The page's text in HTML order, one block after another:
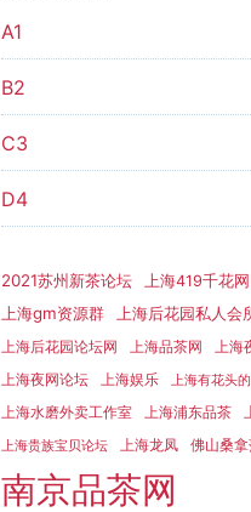
A1
B2
C3
D4
2021苏州新茶论坛 上海419千花网
上海gm资源群 上海后花园私人会
上海后花园论坛网 上海品茶网
上海
上海夜网论坛
上海娱乐 上海有花头
上海水磨外卖工作室 上海浦东品茶
上海贵族宝贝论坛 上海龙凤 佛山桑拿
南京品茶网